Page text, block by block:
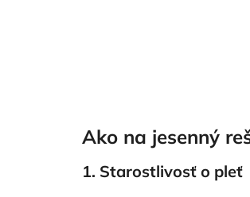
Ako na jesenný
1. Starostlivosť o pleť